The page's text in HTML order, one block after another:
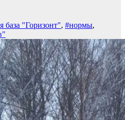
база "Горизонт", #нормы,